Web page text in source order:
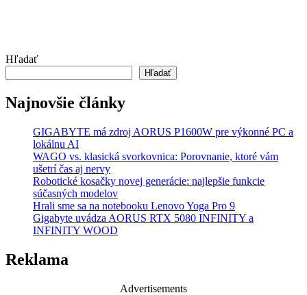
Hľadať
Hľadať
Najnovšie články
GIGABYTE má zdroj AORUS P1600W pre výkonné PC a
lokálnu AI
WAGO vs. klasická svorkovnica: Porovnanie, ktoré vám
ušetrí čas aj nervy
Robotické kosačky novej generácie: najlepšie funkcie
súčasných modelov
Hrali sme sa na notebooku Lenovo Yoga Pro 9
Gigabyte uvádza AORUS RTX 5080 INFINITY a
INFINITY WOOD
Reklama
Advertisements